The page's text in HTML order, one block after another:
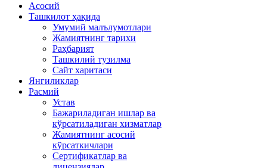
Асосий
Ташкилот ҳақида
Умумий малълумотлари
Жамиятнинг тарихи
Раҳбарият
Ташкилий тузилма
Сайт харитаси
Янгиликлар
Расмий
Устав
Бажариладиган ишлар ва
кўрсатиладиган хизматлар
Жамиятнинг асосий
кўрсаткичлари
Сертификатлар ва